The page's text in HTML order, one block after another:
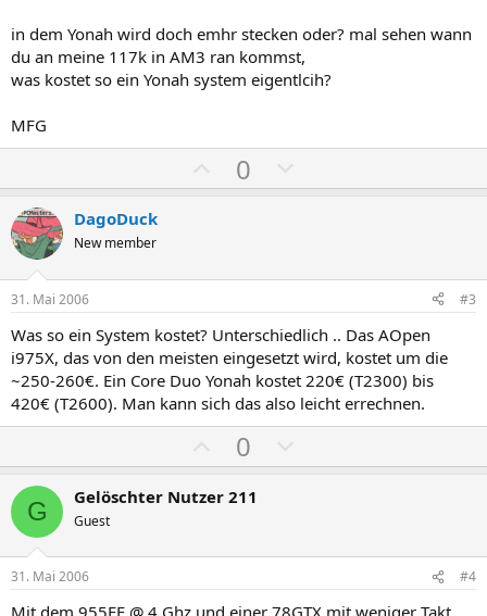
in dem Yonah wird doch emhr stecken oder? mal sehen wann
du an meine 117k in AM3 ran kommst,
was kostet so ein Yonah system eigentlcih?
MFG
o
t
v
e
S
t
i
m
m
e
0
e
t
v
e
S
t
i
m
DagoDuck
New member
31. Mai 2006 #3
Was so ein System kostet? Unterschiedlich .. Das AOpen
i975X, das von den meisten eingesetzt wird, kostet um die
~250-260€. Ein Core Duo Yonah kostet 220€ (T2300) bis
420€ (T2600). Man kann sich das also leicht errechnen.
o
s
t
v
0
e
t
v
G Gelöschter Nutzer 211
Guest
31. Mai 2006 #4
Mit dem 955EE @ 4 Ghz und einer 78GTX mit weniger Takt